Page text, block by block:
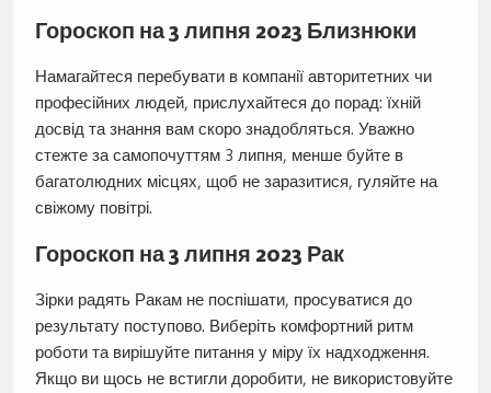
Гороскоп на 3 липня 2023 Близнюки
Намагайтеся перебувати в компанії авторитетних чи
професійних людей, прислухайтеся до порад: їхній
досвід та знання вам скоро знадобляться. Уважно
стежте за самопочуттям 3 липня, менше буйте в
багатолюдних місцях, щоб не заразитися, гуляйте на
свіжому повітрі.
Гороскоп на 3 липня 2023 Рак
Зірки радять Ракам не поспішати, просуватися до
результату поступово. Виберіть комфортний ритм
роботи та вирішуйте питання у міру їх надходження.
Якщо ви щось не встигли доробити, не використовуйте